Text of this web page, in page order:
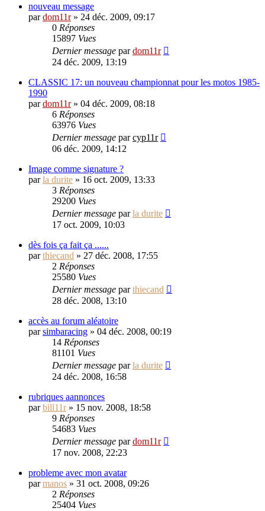
nouveau message
pardom11r» 24 déc. 2009, 09:17
0 Réponses
15897 Vues
Dernier message pardom11r
24 déc. 2009, 13:19
CLASSIC 17: un nouveau championnat pour les motos 1985-
1990
pardom11r» 04 déc. 2009, 08:18
6 Réponses
63976 Vues
Dernier message parcyp11r
06 déc. 2009, 14:12
Image comme signature ?
parla durite » 16 oct. 2009, 13:33
3 Réponses
29200 Vues
Dernier message parla durite
17 oct. 2009, 10:03
dès fois ça fait ça ......
parthiecand » 27 déc. 2008, 17:55
2 Réponses
25580 Vues
Dernier message parthiecand
28 déc. 2008, 13:10
accès au forum aléatoire
parsimbaracing » 04 déc. 2008, 00:19
14 Réponses
81101 Vues
Dernier message parla durite
24 déc. 2008, 16:58
rubriques aannonces
parbill11r» 15 nov. 2008, 18:58
9 Réponses
54683 Vues
Dernier message pardom11r
17 nov. 2008, 22:23
probleme avec mon avatar
parmanos » 31 oct. 2008, 09:26
2 Réponses
25404 Vues